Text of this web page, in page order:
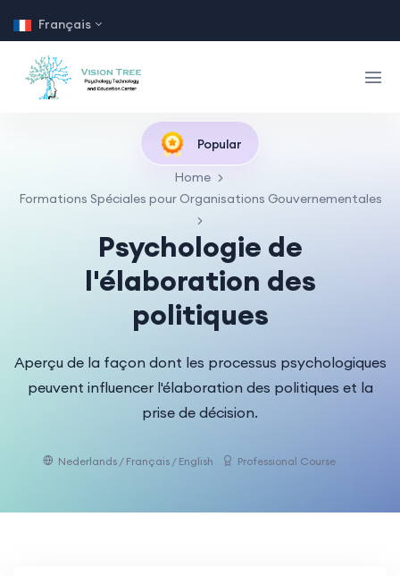
Français
Popular
Home
Formations Spéciales pour Organisations Gouvernementales
Psychologie de
l'élaboration des
politiques
Aperçu de la façon dont les processus psychologiques
peuvent influencer l'élaboration des politiques et la
prise de décision.
Nederlands / Français / English Professional Course